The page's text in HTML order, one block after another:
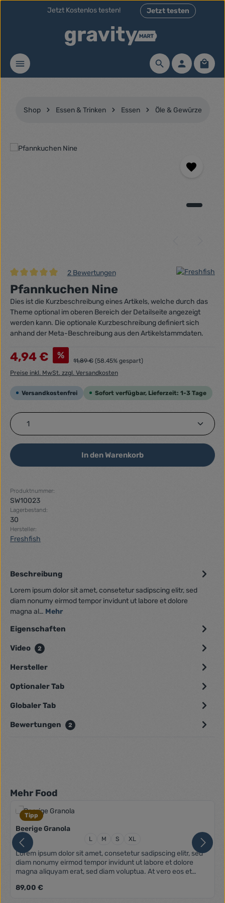
Zum Hauptinhalt springen Jetzt testen
Shop Essen & Trinken Essen Öle & Gewürze
Bildergalerie überspringen
Durchschnittliche Bewertung von 5 von 5 Sternen
2 Bewertungen
Pfannkuchen Nine
Dies ist die Kurzbeschreibung eines Artikels, welche durch das
Theme optional im oberen Bereich der Detailseite angezeigt
werden kann. Die optionale Kurzbeschreibung definiert sich
anhand der Meta-Beschreibung aus den Artikelstammdaten.
Verkaufspreis:
4,94 € % Regulärer Preis:
11,89 € (58.45% gespart)
Preise inkl. MwSt. zzgl. Versandkosten
Versandkostenfrei Sofort verfügbar, Lieferzeit: 1-3 Tage
Produkt Anzahl: Gib den gewünschten Wert ein
In den Warenkorb
Produktnummer:
SW10023
Lagerbestand:
30
Hersteller:
Freshfish
Beschreibung
Lorem ipsum dolor sit amet, consetetur sadipscing elitr, sed
diam nonumy eirmod tempor invidunt ut labore et dolore
magna al… Mehr
Eigenschaften
Video 2
Hersteller
Optionaler Tab
Globaler Tab
Bewertungen 2
Produktgalerie überspringen
Mehr Food
Tipp
Beerige Granola
Größe: L M S XL
Lorem ipsum dolor sit amet, consetetur sadipscing elitr, sed
diam nonumy eirmod tempor invidunt ut labore et dolore
magna aliquyam erat, sed diam voluptua. At vero eos et
gubergren, no sea takimata sanctus est Lorem ipsum dolor
Regulärer Preis:
89,00 €